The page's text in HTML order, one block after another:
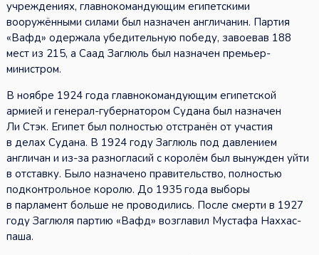
учреждениях, главнокомандующим египетскими
вооружёнными силами был назначен англичанин. Партия
«Вафд» одержала убедительную победу, завоевав 188
мест из 215, а Саад Заглюль был назначен премьер-
министром.
В ноябре 1924 года главнокомандующим египетской
армией и генерал-губернатором Судана был назначен
Ли Стэк. Египет был полностью отстранён от участия
в делах Судана. В 1924 году Заглюль под давлением
англичан и из-за разногласий с королём был вынужден уйти
в отставку. Было назначено правительство, полностью
подконтрольное королю. До 1935 года выборы
в парламент больше не проводились. После смерти в 1927
году Заглюля партию «Вафд» возглавил Мустафа Наххас-
паша.